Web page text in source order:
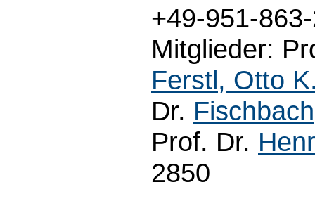
+49-951-
Mitglieder:
Ferstl, Otto
Dr.
Prof. Dr.
2850